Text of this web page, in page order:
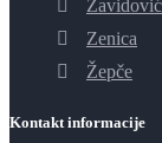
Zenica
Žepče
Kontakt informacije